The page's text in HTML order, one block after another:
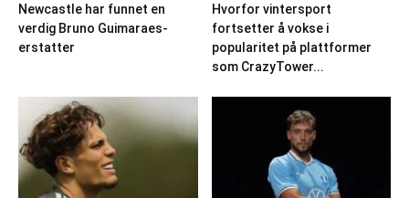
Newcastle har funnet en
verdig Bruno Guimaraes-
erstatter
Hvorfor vintersport
fortsetter å vokse i
popularitet på plattformer
som CrazyTower...